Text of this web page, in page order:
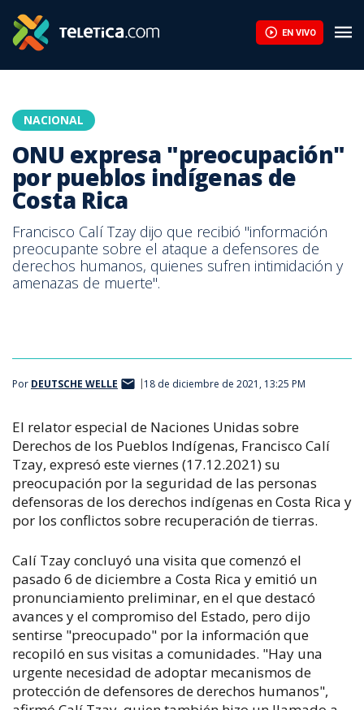
EN VIVO
NACIONAL
ONU expresa "preocupación"
por pueblos indígenas de
Costa Rica
Francisco Calí Tzay dijo que recibió "información
preocupante sobre el ataque a defensores de
derechos humanos, quienes sufren intimidación y
amenazas de muerte".
Por DEUTSCHE WELLE 18 de diciembre de 2021, 13:25 PM
El relator especial de Naciones Unidas sobre
Derechos de los Pueblos Indígenas, Francisco Calí
Tzay, expresó este viernes (17.12.2021) su
preocupación por la seguridad de las personas
defensoras de los derechos indígenas en Costa Rica y
por los conflictos sobre recuperación de tierras.
Calí Tzay concluyó una visita que comenzó el
pasado 6 de diciembre a Costa Rica y emitió un
pronunciamiento preliminar, en el que destacó
avances y el compromiso del Estado, pero dijo
sentirse "preocupado" por la información que
recopiló en sus visitas a comunidades. "Hay una
urgente necesidad de adoptar mecanismos de
protección de defensores de derechos humanos",